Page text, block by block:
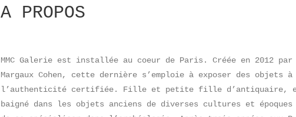
A PROPOS
MMC Galerie est installée au coeur de Paris. Créée en 2012 par
Margaux Cohen, cette dernière s’emploie à exposer des objets à
l’authenticité certifiée. Fille et petite fille d’antiquaire,
baigné dans les objets anciens de diverses cultures et époques